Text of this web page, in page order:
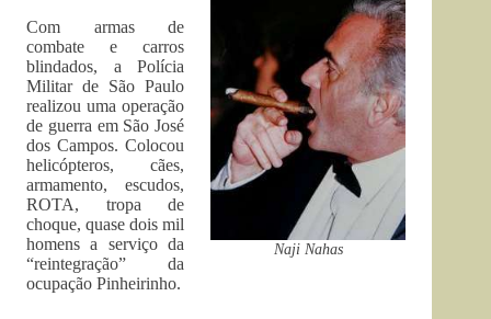
Naji Nahas
Com armas de
combate e carros
blindados, a Polícia
Militar de São Paulo
realizou uma operação
de guerra em São José
dos Campos. Colocou
helicópteros, cães,
armamento, escudos,
ROTA, tropa de
choque, quase dois mil
homens a serviço da
“reintegração” da
ocupação Pinheirinho.